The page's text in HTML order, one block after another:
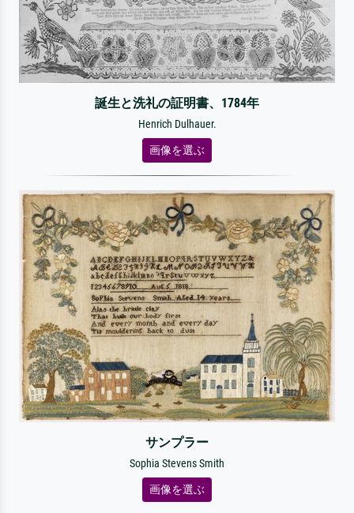
誕生と洗礼の証明書、1784年
Henrich Dulhauer.
画像を選ぶ
サンプラー
Sophia Stevens Smith
画像を選ぶ